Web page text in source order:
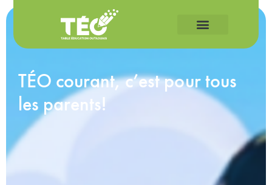
TÉO courant, c’est pour tous
les parents!